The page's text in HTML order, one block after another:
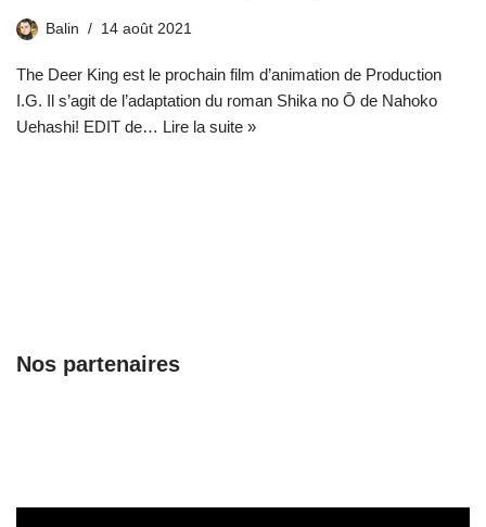
Balin 14 août 2021
The Deer King est le prochain film d’animation de Production
I.G. Il s’agit de l’adaptation du roman Shika no Ō de Nahoko
Uehashi! EDIT de… Lire la suite »
Nos partenaires